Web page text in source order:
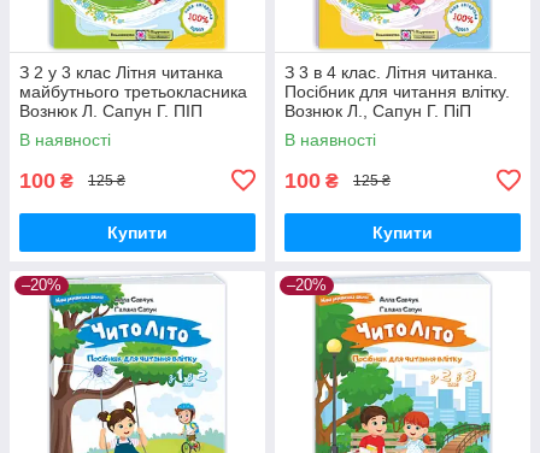
З 2 у 3 клас Літня читанка
майбутнього третьокласника
Вознюк Л. Сапун Г. ПІП
В наявності
100 ₴ 125 ₴
Купити
З 3 в 4 клас. Літня читанка.
Посібник для читання влітку.
Вознюк Л., Сапун Г. ПіП
В наявності
100 ₴ 125 ₴
Купити
–20% –20%